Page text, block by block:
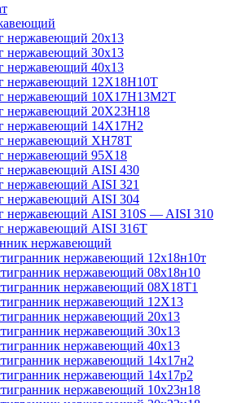
нержавеющий 20х13
нержавеющий 30х13
нержавеющий 40х13
нержавеющий 12Х18Н10Т
нержавеющий 10Х17Н13М2T
нержавеющий 20Х23Н18
нержавеющий 14Х17Н2
нержавеющий ХН78Т
нержавеющий 95Х18
нержавеющий AISI 430
нержавеющий AISI 321
нержавеющий AISI 304
нержавеющий AISI 310S — AISI 310
нержавеющий AISI 316T
нержавеющий
нержавеющий 12х18н10т
нержавеющий 08х18н10
нержавеющий 08Х18Т1
нержавеющий 12Х13
нержавеющий 20х13
нержавеющий 30х13
нержавеющий 40х13
нержавеющий 14х17н2
нержавеющий 14х17р2
нержавеющий 10х23н18